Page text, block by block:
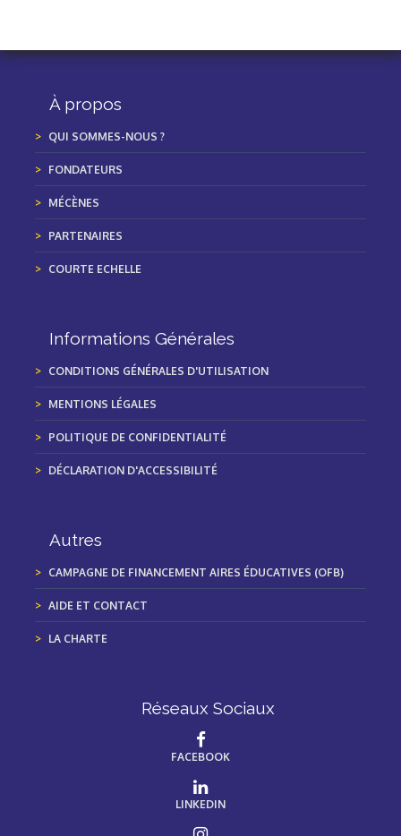
À propos
QUI SOMMES-NOUS ?
FONDATEURS
MÉCÈNES
PARTENAIRES
COURTE ECHELLE
Informations Générales
CONDITIONS GÉNÉRALES D'UTILISATION
MENTIONS LÉGALES
POLITIQUE DE CONFIDENTIALITÉ
DÉCLARATION D'ACCESSIBILITÉ
Autres
CAMPAGNE DE FINANCEMENT AIRES ÉDUCATIVES (OFB)
AIDE ET CONTACT
LA CHARTE
Réseaux Sociaux
FACEBOOK
LINKEDIN